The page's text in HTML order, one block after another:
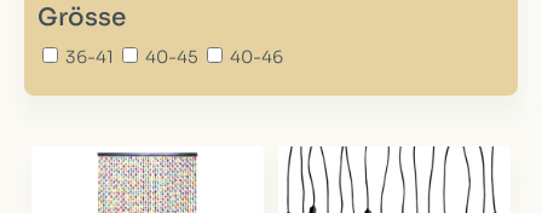
Grösse
36-41 40-45 40-46